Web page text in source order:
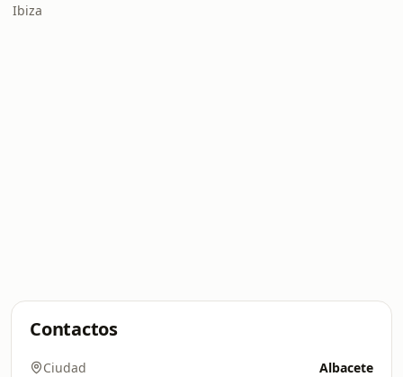
Ibiza
Contactos
Ciudad Albacete